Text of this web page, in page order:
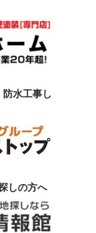
防水工事し
しの方へ